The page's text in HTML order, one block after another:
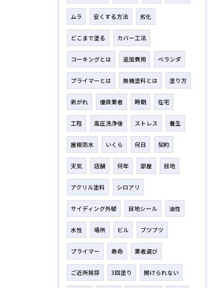
ムラ 安くする方法 劣化
どこまで塗る カバー工法
コーキングとは 追加費用 ベランダ
プライマーとは 無機塗料とは 塗り方
剥がれ 優良業者 時期 在宅
工程 高圧洗浄後 ストレス 養生
屋根防水 いくら 何日 契約
天気 店舗 何年 部屋 目地
アクリル塗料 シロアリ
サイディング外壁 目地シール 油性
水性 場所 ビル ブツブツ
プライマー 寿命 業者選び
ご近所挨拶 3回塗り 開けられない